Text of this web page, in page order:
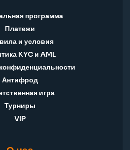
программа
Платежи
и условия
KYC и AML
Антифрод
игра
Турниры
VIP